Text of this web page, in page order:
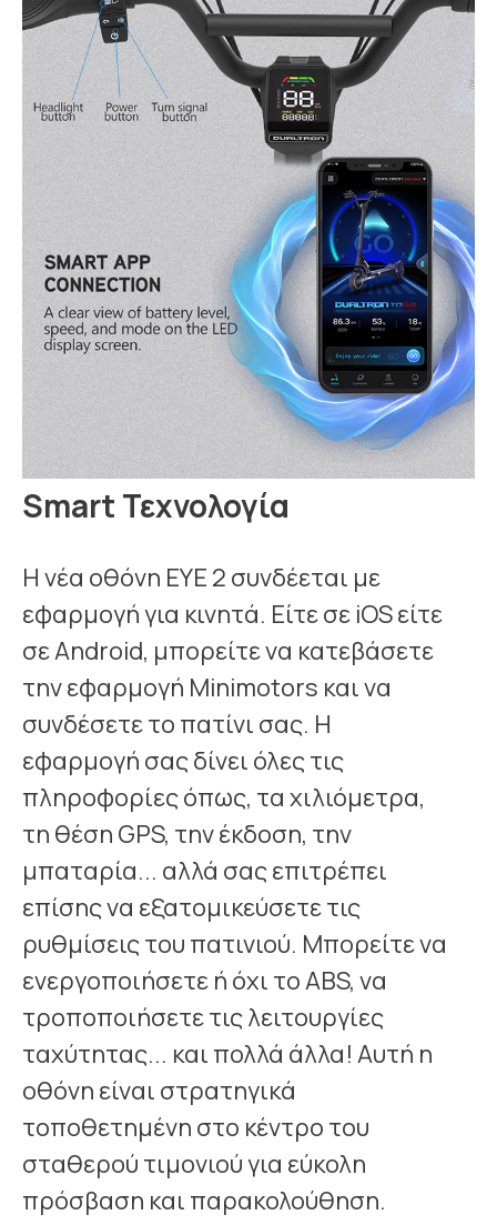
Smart Τεχνολογία
Η νέα οθόνη EYE 2 συνδέεται με
εφαρμογή για κινητά. Είτε σε iOS είτε
σε Android, μπορείτε να κατεβάσετε
την εφαρμογή Minimotors και να
συνδέσετε το πατίνι σας. Η
εφαρμογή σας δίνει όλες τις
πληροφορίες όπως, τα χιλιόμετρα,
τη θέση GPS, την έκδοση, την
μπαταρία... αλλά σας επιτρέπει
επίσης να εξατομικεύσετε τις
ρυθμίσεις του πατινιού. Μπορείτε να
ενεργοποιήσετε ή όχι το ABS, να
τροποποιήσετε τις λειτουργίες
ταχύτητας... και πολλά άλλα! Αυτή η
οθόνη είναι στρατηγικά
τοποθετημένη στο κέντρο του
σταθερού τιμονιού για εύκολη
πρόσβαση και παρακολούθηση.